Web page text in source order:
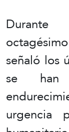
señaló los
se han
urgencia